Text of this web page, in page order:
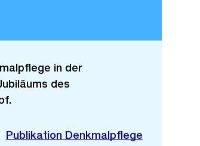
in der
des
Publikation Denkmalpflege